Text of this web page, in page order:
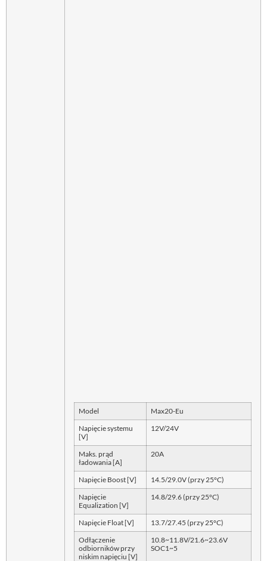
Model Max20-Eu
Napięcie systemu
[V]
12V/24V
Maks. prąd
ładowania [A]
20A
Napięcie Boost [V] 14.5/29.0V (przy 25°C)
Napięcie
Equalization [V]
14.8/29.6 (przy 25°C)
Napięcie Float [V] 13.7/27.45 (przy 25°C)
Odłączenie
odbiorników przy
niskim napięciu [V]
10.8~11.8V/21.6~23.6V
SOC1~5